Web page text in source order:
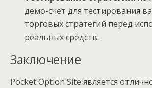
демо-счет для тестирования
торговых стратегий перед
реальных средств.
Заключение
Pocket Option Site является